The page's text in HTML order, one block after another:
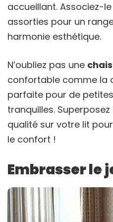
accueillant. Associez-
assorties pour un
harmonie esthétique.
N’oubliez pas une
confortable comme la
parfaite pour de
tranquilles.
qualité sur votre lit
le confort !
Embrasser le